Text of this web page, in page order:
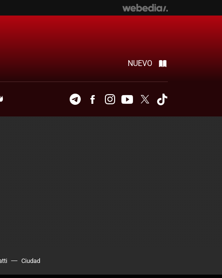
NUEVO
TelegramFacebookInstagramYoutubeTwitter
Ciudad